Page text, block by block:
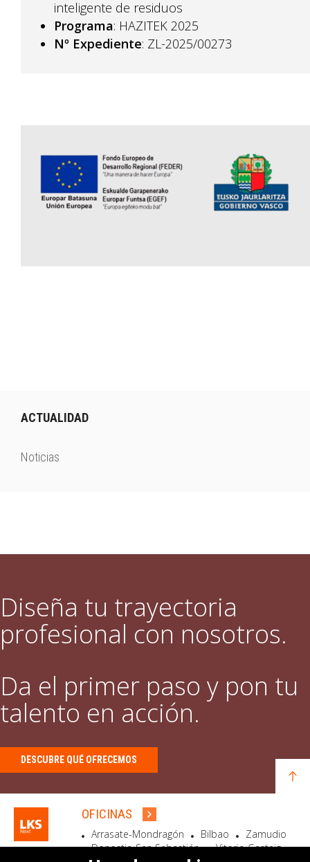
inteligente de residuos
Programa: HAZITEK 2025
Nº Expediente: ZL-2025/00273
ACTUALIDAD
Noticias
Diseña tu trayectoria
profesional con nosotros.
Da el primer paso y pon tu
talento en acción.
DESCUBRE QUÉ OFRECEMOS
OFICINAS
Arrasate-Mondragón Bilbao
Zamudio
Donostia-San Sebastián
Vitoria-Gasteiz